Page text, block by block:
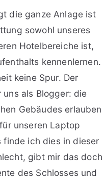
die ganze Anlage ist
sowohl unseres
Hotelbereiche ist,
kennenlernen.
keine Spur. Der
als Blogger: die
Gebäudes erlauben
unseren Laptop
finde ich dies in dieser
gibt mir das doch
des Schlosses und